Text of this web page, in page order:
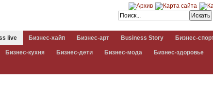
live Бизнес-хайп Бизнес-арт Business Story Бизнес-
Бизнес-кухня Бизнес-дети Бизнес-мода Бизнес-здоровье